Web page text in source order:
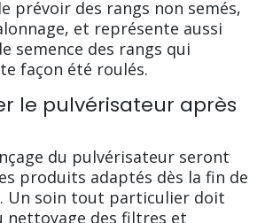
prévoir des rangs non semés,
et représente aussi
semence des rangs qui
façon été roulés.
le pulvérisateur après
du pulvérisateur seront
produits adaptés dès la fin de
Un soin tout particulier doit
nettoyage des filtres et